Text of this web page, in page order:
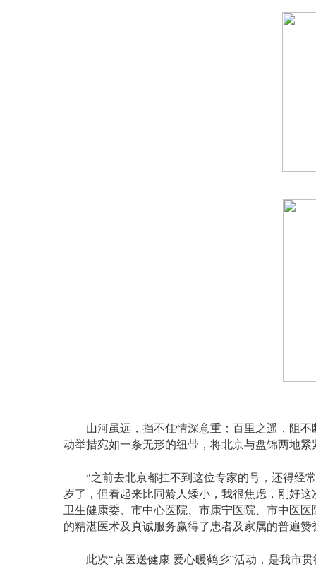
山河虽远，挡不住情深意重；百里之遥，阻不
动举措宛如一条无形的纽带，将北京与盘锦两地
“之前去北京都挂不到这位专家的号，还得经常
岁了，但看起来比同龄人矮小，我很焦虑，刚好
卫生健康委、市中心医院、市康宁医院、市中医
的精湛医术及真诚服务赢得了患者及家属的普遍赞
此次“京医送健康 爱心暖鹤乡”活动，是我市